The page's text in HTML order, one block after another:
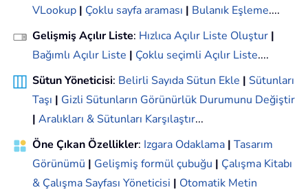
VLookup | Çoklu sayfa araması | Bulanık Eşleme....
Gelişmiş Açılır Liste: Hızlıca Açılır Liste Oluştur |
Bağımlı Açılır Liste | Çoklu seçimli Açılır Liste....
Sütun Yöneticisi: Belirli Sayıda Sütun Ekle | Sütunları
Taşı | Gizli Sütunların Görünürlük Durumunu Değiştir
| Aralıkları & Sütunları Karşılaştır...
Öne Çıkan Özellikler: Izgara Odaklama | Tasarım
Görünümü | Gelişmiş formül çubuğu | Çalışma Kitabı
& Çalışma Sayfası Yöneticisi | Otomatik Metin